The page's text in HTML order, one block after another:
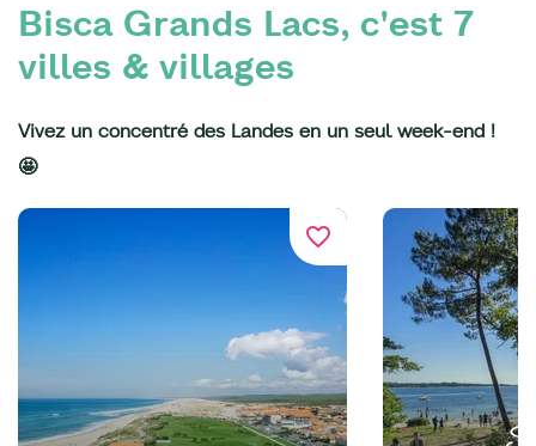
Bisca Grands Lacs, c'est 7
villes & villages
Vivez un concentré des Landes en un seul week-end !
🤩
favorite_border